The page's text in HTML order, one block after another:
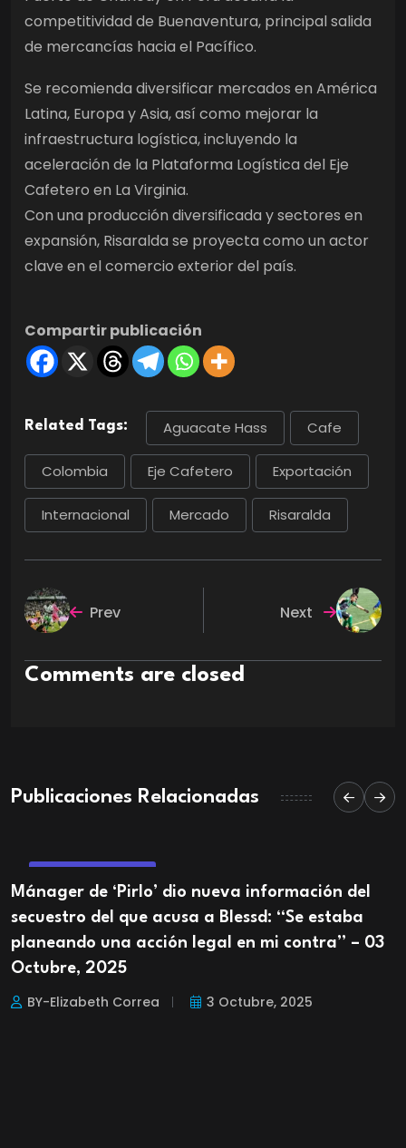
competitividad de Buenaventura, principal salida
de mercancías hacia el Pacífico.
Se recomienda diversificar mercados en América
Latina, Europa y Asia, así como mejorar la
infraestructura logística, incluyendo la
aceleración de la Plataforma Logística del Eje
Cafetero en La Virginia.
Con una producción diversificada y sectores en
expansión, Risaralda se proyecta como un actor
clave en el comercio exterior del país.
Compartir publicación
Related Tags: Aguacate Hass Cafe
Colombia Eje Cafetero Exportación
Internacional Mercado Risaralda
Prev Next
Comments are closed
Publicaciones Relacionadas
Mánager de ‘Pirlo’ dio nueva información del
secuestro del que acusa a Blessd: “Se estaba
planeando una acción legal en mi contra” – 03
Octubre, 2025
BY-Elizabeth Correa 3 Octubre, 2025